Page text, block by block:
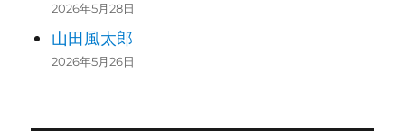
2026年5月28日
山田風太郎
2026年5月26日